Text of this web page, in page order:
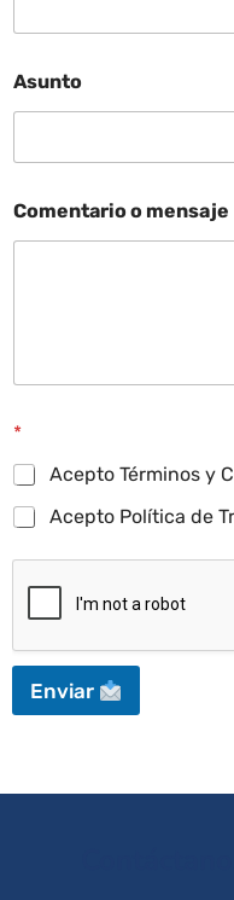
Asunto
Comentario o mensaje
*
Acepto Términos y
Acepto Política de
Enviar